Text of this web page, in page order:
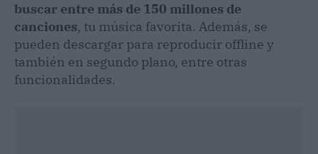
buscar entre más de 150 millones de
canciones, tu música favorita. Además, se
pueden descargar para reproducir offline y
también en segundo plano, entre otras
funcionalidades.